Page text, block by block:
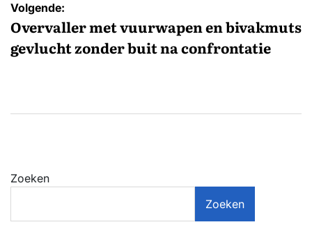
Volgende:
Overvaller met vuurwapen en bivakmuts
gevlucht zonder buit na confrontatie
Zoeken
Zoeken